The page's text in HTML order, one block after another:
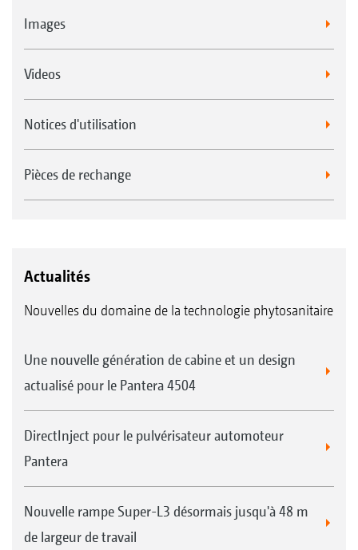
Images
Videos
Notices d'utilisation
Pièces de rechange
Actualités
Nouvelles du domaine de la technologie phytosanitaire
Une nouvelle génération de cabine et un design
actualisé pour le Pantera 4504
DirectInject pour le pulvérisateur automoteur
Pantera
Nouvelle rampe Super-L3 désormais jusqu'à 48 m
de largeur de travail